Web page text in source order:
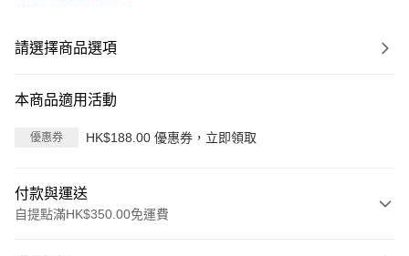
請選擇商品選項
本商品適用活動
優惠券 HK$188.00 優惠券，立即領取
付款與運送
自提點滿HK$350.00免運費